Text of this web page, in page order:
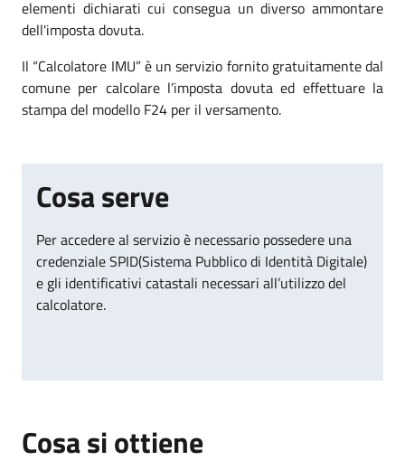
elementi dichiarati cui consegua un diverso ammontare
dell'imposta dovuta.
Il “Calcolatore IMU” è un servizio fornito gratuitamente dal
comune per calcolare l’imposta dovuta ed effettuare la
stampa del modello F24 per il versamento.
Cosa serve
Per accedere al servizio è necessario possedere una
credenziale SPID(Sistema Pubblico di Identità Digitale)
e gli identificativi catastali necessari all’utilizzo del
calcolatore.
Cosa si ottiene